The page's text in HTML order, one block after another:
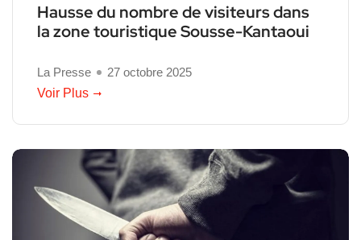
Hausse du nombre de visiteurs dans
la zone touristique Sousse-Kantaoui
La Presse
27 octobre 2025
Voir Plus